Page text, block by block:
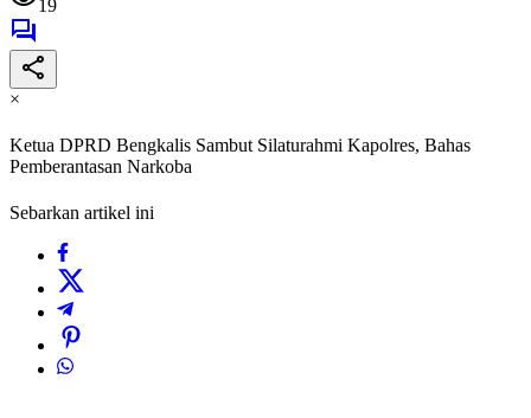
19
×
Ketua DPRD Bengkalis Sambut Silaturahmi Kapolres, Bahas
Pemberantasan Narkoba
Sebarkan artikel ini